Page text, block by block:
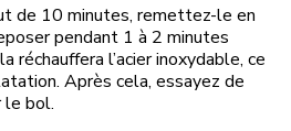
de 10 minutes, remettez-le en
pendant 1 à 2 minutes
réchauffera l’acier inoxydable, ce
Après cela, essayez de
le bol.